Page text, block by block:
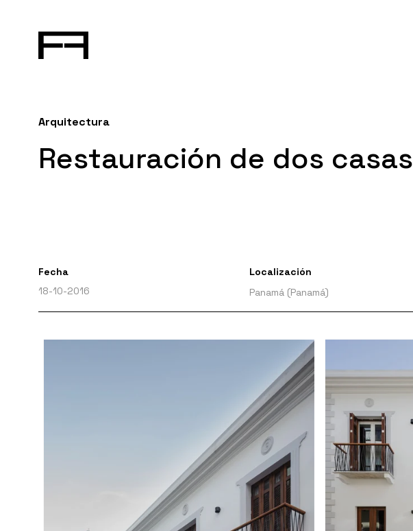
Arquitectura
Restauración de dos casas
Fecha
18-10-2016
Localización
Panamá (Panamá)